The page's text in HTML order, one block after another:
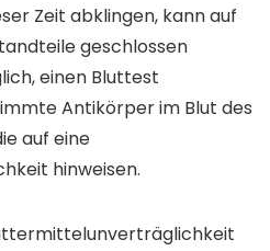
Zeit abklingen, kann auf
geschlossen
einen Bluttest
Antikörper im Blut des
auf eine
hinweisen.